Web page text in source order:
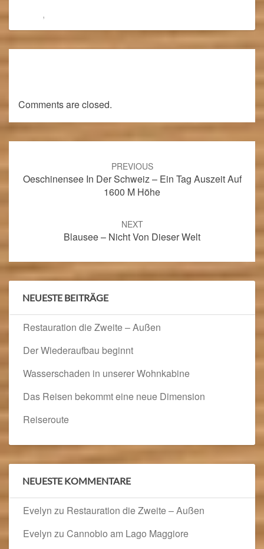
,
Comments are closed.
PREVIOUS
Oeschinensee In Der Schweiz – Ein Tag Auszeit Auf
1600 M Höhe
NEXT
Blausee – Nicht Von Dieser Welt
NEUESTE BEITRÄGE
Restauration die Zweite – Außen
Der Wiederaufbau beginnt
Wasserschaden in unserer Wohnkabine
Das Reisen bekommt eine neue Dimension
Reiseroute
NEUESTE KOMMENTARE
Evelyn zu Restauration die Zweite – Außen
Evelyn zu Cannobio am Lago Maggiore